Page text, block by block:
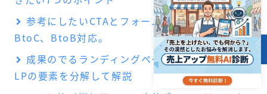
参考にしたいCTAとフォームの好事例を紹介！
BtoC、BtoB対応。
成果のでるランディングページとは？成功する
LPの要素を分解して解説
目次